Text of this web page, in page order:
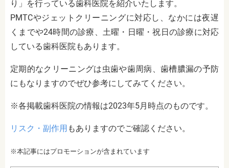
り」を行っている歯科医院を紹介いたします。
PMTCやジェットクリーニングに対応し、なかには夜遅
くまでや24時間の診療、土曜・日曜・祝日の診療に対応
している歯科医院もあります。
定期的なクリーニングは虫歯や歯周病、歯槽膿漏の予防
にもなりますのでぜひ参考にしてみてください。
※各掲載歯科医院の情報は2023年5月時点のものです。
リスク・副作用 もありますのでご確認ください。
※本記事にはプロモーションが含まれています